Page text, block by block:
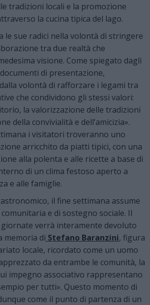
tradizioni locali e la promozione
la cucina tipica del lago.
le sue radici nella volontà di stringere
tra due realtà che
visione. Come spiegato dagli
di presentazione,
dalla volontà di rafforzare i legami tra
che condividono gli stessi valori:
la valorizzazione delle tradizioni
della convivialità e dell’amicizia».
i visitatori troveranno uno
arricchito da piatti tipici, con una
alla polenta e alle ricette a base di
di un clima festoso aperto a
e alle famiglie.
il fine settimana assume
e di sostegno sociale. Il
giornate verrà interamente devoluto
memoria di Stefano Baranzini, figura
locale, ricordato come un uomo
da entrambe le comunità, la
impegno associativo rappresentano
per tutti». Questo momento di
come il punto di partenza di un